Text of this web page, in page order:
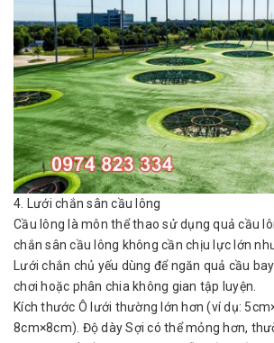
4. Lưới chắn sân cầu lông
Cầu lông là môn thể thao sử dụng quả cầu
chắn sân cầu lông không cần chịu lực lớn
Lưới chắn chủ yếu dùng để ngăn quả cầu
chơi hoặc phân chia không gian tập luyện.
Kích thước Ô lưới thường lớn hơn (ví dụ:
8cm×8cm). Độ dày Sợi có thể mỏng hơn,